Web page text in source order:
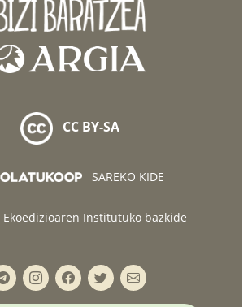
CC BY-SA
SAREKO KIDE
Ekoedizioaren Institutuko bazkide